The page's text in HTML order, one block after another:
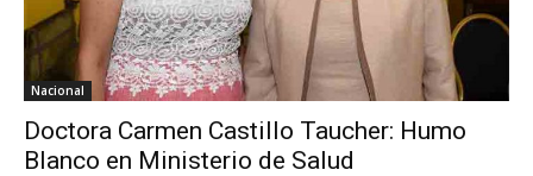
Nacional
Doctora Carmen Castillo Taucher: Humo
Blanco en Ministerio de Salud